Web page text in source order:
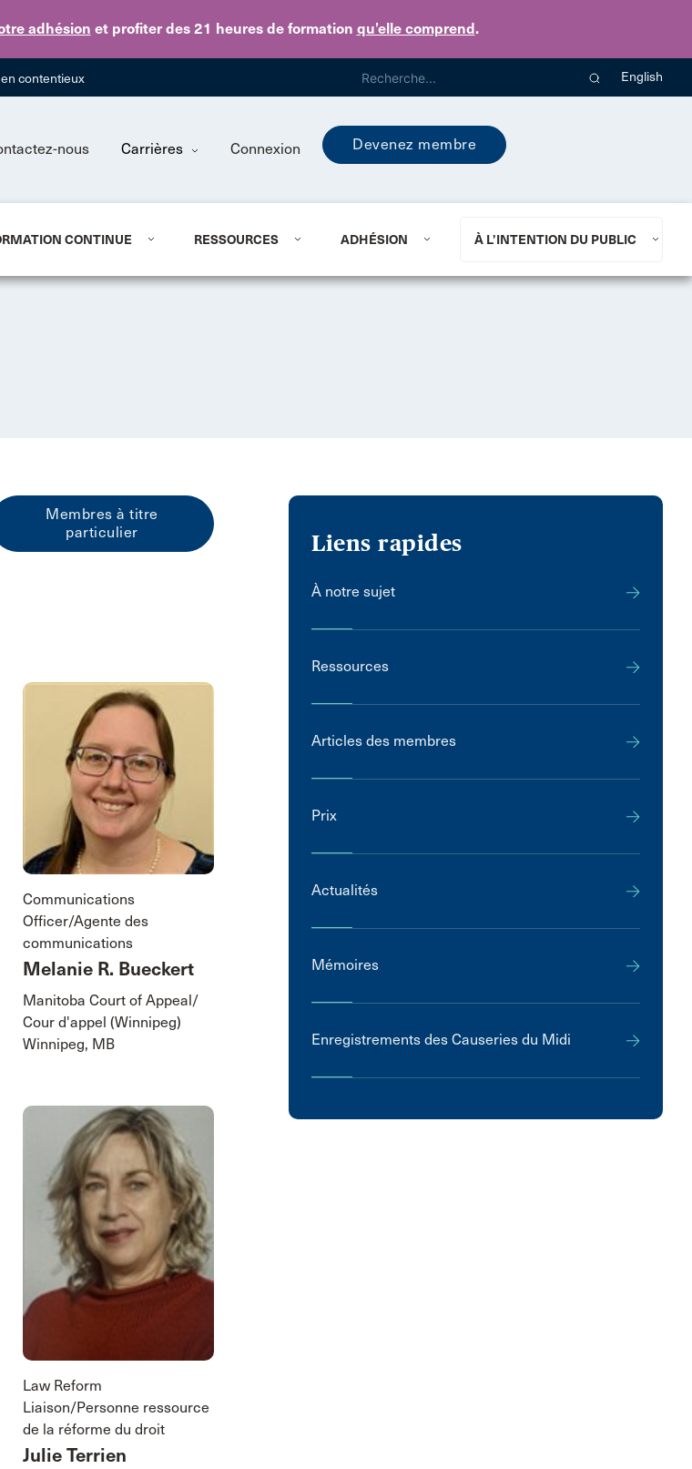
adhésion et profiter des 21 heures de formation qu’elle comprend.
Skip to main content
contentieux English
nous Carrières Connexion Devenez membre
CONTINUE RESSOURCES ADHÉSION À L’INTENTION DU PUBLIC
Membres à titre
particulier
Communications
Officer/Agente des
communications
Melanie R. Bueckert
Manitoba Court of Appeal/
Cour d'appel (Winnipeg)
Winnipeg, MB
Law Reform
Liaison/Personne ressource
de la réforme du droit
Julie Terrien
Liens rapides
À notre sujet
Ressources
Articles des membres
Prix
Actualités
Mémoires
Enregistrements des Causeries du Midi